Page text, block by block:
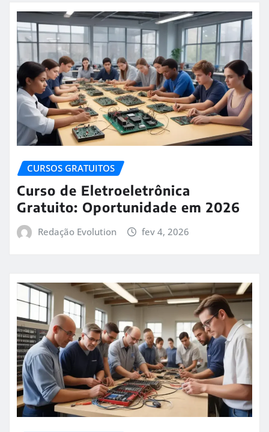
CURSOS GRATUITOS
Curso de Eletroeletrônica
Gratuito: Oportunidade em 2026
Redação Evolution fev 4, 2026